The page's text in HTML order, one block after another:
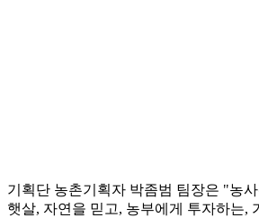
기획단 농촌기획자 박좀범 팀장은 "농
햇살, 자연을 믿고, 농부에게 투자하는,